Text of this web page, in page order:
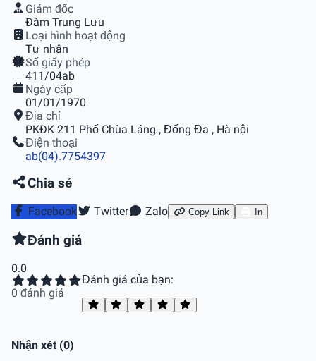
Giám đốc
Ðàm Trung Lưu
Loại hình hoạt động
Tư nhân
Số giấy phép
411/04ab
Ngày cấp
01/01/1970
Địa chỉ
PKÐK 211 Phố Chùa Láng , Đống Đa , Hà nội
Điện thoại
ab(04).7754397
Chia sẻ
Facebook Twitter Zalo Copy Link In
Đánh giá
0.0
0 đánh giá
Đánh giá của bạn:
Nhận xét (0)